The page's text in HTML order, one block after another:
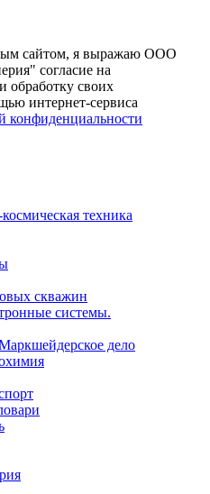
сайтом, я выражаю ООО
согласие на
обработку своих
интернет-сервиса
конфиденциальности
техника
скважин
системы.
дело